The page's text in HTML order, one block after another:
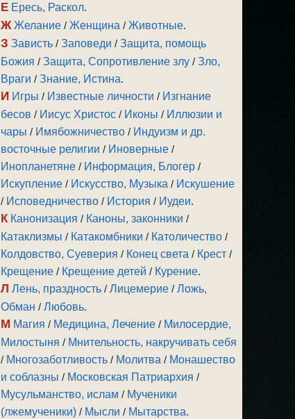
Е Ересь, Раскол.
Ж Желание /Женщина /Животные.
З Зависть /Заповеди /Защита, помощь
Божия /Защита, Сопротивление злу /Зло,
Враги /Знание, Истина.
И Игры / Известные личности / Изгнание
бесов / Иисус Христос / Иконы / Иллюзии и
чары / Имябожничество / Индуизм и др.
восточные религии / Иноверные /
Инопланетяне / Информация, Блогер /
Искупление / Искусство, Музыка / Искушение
/ Исповедничество / История / Иудеи.
К Канонизация / Каноны, законники /
Катаклизмы / Катакомбники / Католичество /
Колдовство, Суеверия / Конец света / Крест /
Крещение / Крещение детей / Курение.
Л Лень, праздность /Лицемерие /Ложь,
Обман /Любовь.
М Магия / Медицина, Лечение / Милосердие,
Милостыня / Мнительность, накручивать себя
/ Многозаботливость / Молитва / Монашество
и соблазны / Московская Патриархия /
Мусульманство, ислам / Мученики
(лжемученики) / Мысли / Мытарства.